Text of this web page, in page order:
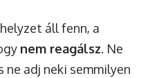
áll fenn, a
nem reagálsz. Ne
ne adj neki semmilyen